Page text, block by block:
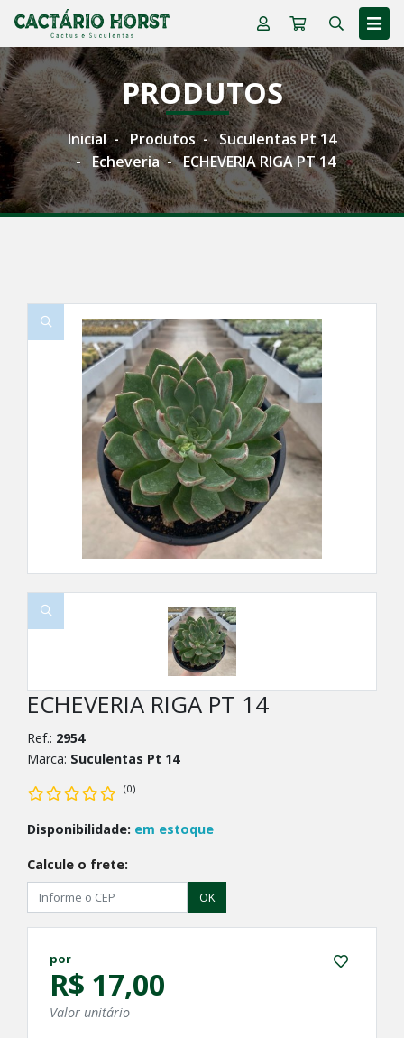
PRODUTOS
Inicial Produtos
Suculentas Pt 14
Echeveria
ECHEVERIA RIGA PT 14
ECHEVERIA RIGA PT 14
Ref.: 2954
Marca: Suculentas Pt 14
(0)
Disponibilidade: em estoque
Calcule o frete:
OK
por
R$ 17,00
Valor unitário